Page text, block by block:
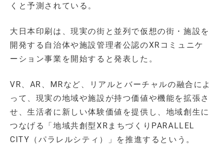
くと予測されている。
大日本印刷は、現実の街と並列で仮想の街・施設を
開発する自治体や施設管理者公認のXRコミュニケ
ーション事業を開始すると発表した。
VR、AR、MRなど、リアルとバーチャルの融合によ
って、現実の地域や施設が持つ価値や機能を拡張さ
せ、生活者に新しい体験価値を提供し、地域創生に
つなげる「地域共創型XRまちづくりPARALLEL
CITY（パラレルシティ）」を推進するという。